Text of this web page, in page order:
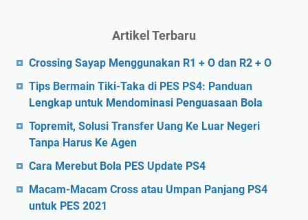
Artikel Terbaru
Crossing Sayap Menggunakan R1 + O dan R2 + O
Tips Bermain Tiki-Taka di PES PS4: Panduan
Lengkap untuk Mendominasi Penguasaan Bola
Topremit, Solusi Transfer Uang Ke Luar Negeri
Tanpa Harus Ke Agen
Cara Merebut Bola PES Update PS4
Macam-Macam Cross atau Umpan Panjang PS4
untuk PES 2021